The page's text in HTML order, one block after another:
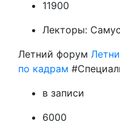
11900
Лекторы:
Летний форум
по кадрам
в записи
6000